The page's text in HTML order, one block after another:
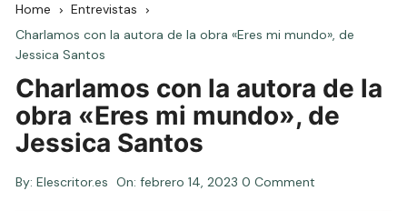
Home
Entrevistas
Charlamos con la autora de la obra «Eres mi mundo», de
Jessica Santos
Charlamos con la autora de la
obra «Eres mi mundo», de
Jessica Santos
By: Elescritor.es On:febrero 14, 2023 0 Comment